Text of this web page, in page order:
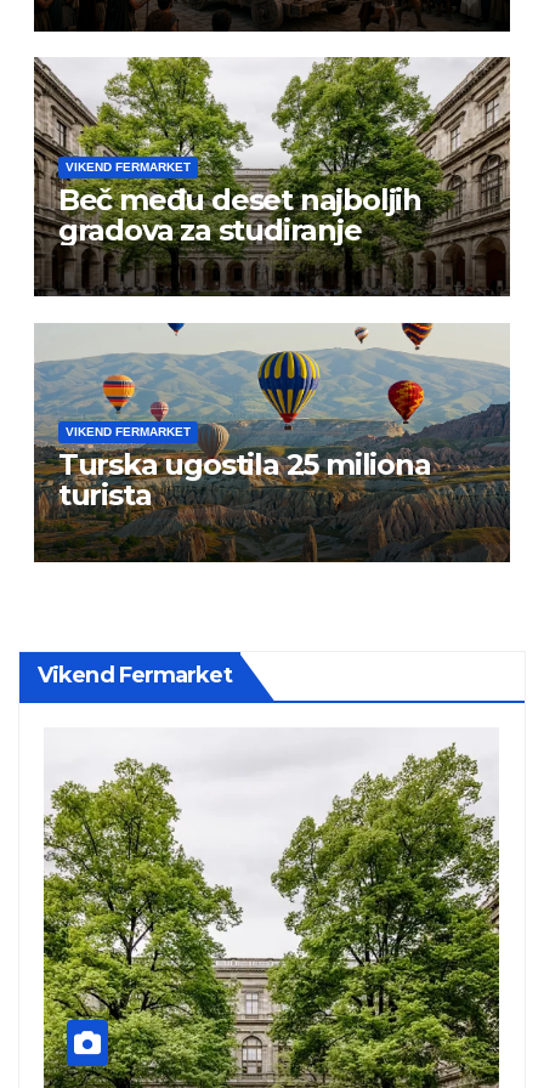
VIKEND FERMARKET
Beč među deset najboljih
gradova za studiranje
VIKEND FERMARKET
Turska ugostila 25 miliona
turista
Vikend Fermarket